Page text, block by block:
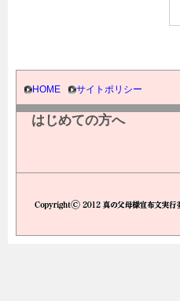
HOME サイトポリシー
はじめての方へ